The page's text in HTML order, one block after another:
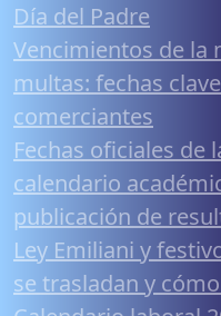
Día del Padre
Vencimientos de la
multas: fechas
comerciantes
Fechas oficiales de
calendario
publicación de
Ley Emiliani y
se trasladan y